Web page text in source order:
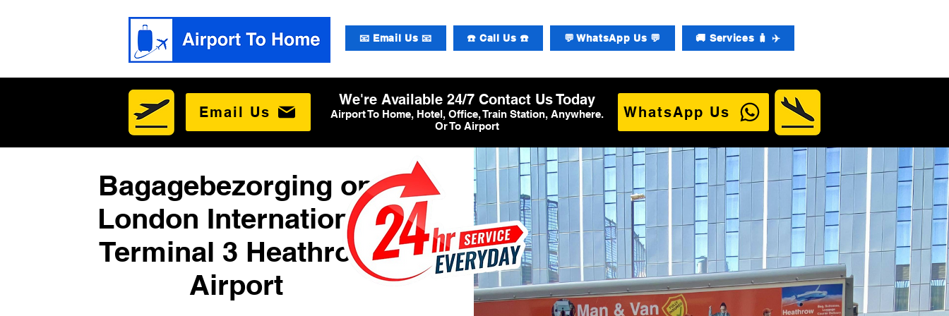
📧 Email Us 📧 ☎️ Call Us ☎️ 💬 WhatsApp Us 💬 🚚 Services 🧳 ✈️
Email Us
We're Available 24/7 Contact Us Today
Airport To Home, Hotel, Office, Train Station, Anywhere.
Or To Airport
WhatsApp Us
Bagagebezorging op
London International
Terminal 3 Heathrow
Airport